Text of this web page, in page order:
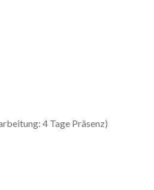
4 Tage Präsenz)